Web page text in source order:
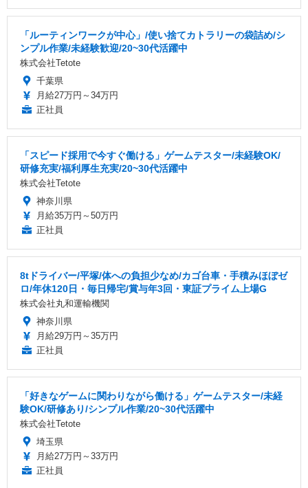
「ルーティンワークが中心」/使い捨てカトラリーの袋詰め/シ
ンプル作業/未経験歓迎/20~30代活躍中
株式会社Tetote
千葉県
月給27万円～34万円
正社員
「スピード採用で今すぐ働ける」ゲームテスター/未経験OK/
研修充実/福利厚生充実/20~30代活躍中
株式会社Tetote
神奈川県
月給35万円～50万円
正社員
8tドライバー/平塚/体への負担少なめ/カゴ台車・手積みほぼゼ
ロ/年休120日・毎日帰宅/賞与年3回・東証プライム上場G
株式会社丸和運輸機関
神奈川県
月給29万円～35万円
正社員
「好きなゲームに関わりながら働ける」ゲームテスター/未経
験OK/研修あり/シンプル作業/20~30代活躍中
株式会社Tetote
埼玉県
月給27万円～33万円
正社員